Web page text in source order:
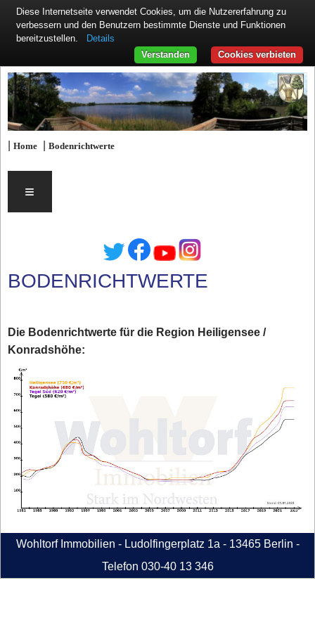
|Home |Bodenrichtwerte
≡
BODENRICHTWERTE
Die Bodenrichtwerte für die Region Heiligensee /
Konradshöhe:
Wohltorf Immobilien - Ludolfingerplatz 1a - 13465 Berlin -
Telefon 030-40 13 346
Diese Internetseite verwendet Cookies, um die Nutzererfahrung zu
verbessern und den Benutzern bestimmte Dienste und Funktionen
bereitzustellen.
Details
Cookies verbieten
Verstanden